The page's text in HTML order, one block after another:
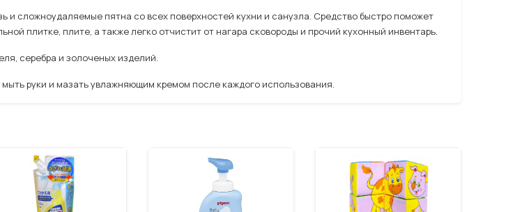
сложноудаляемые пятна со всех поверхностей кухни и санузла. Средство быстро поможет
плитке, плите, а также легко отчистит от нагара сковороды и прочий кухонный инвентарь.
серебра и золоченых изделий.
руки и мазать увлажняющим кремом после каждого использования.